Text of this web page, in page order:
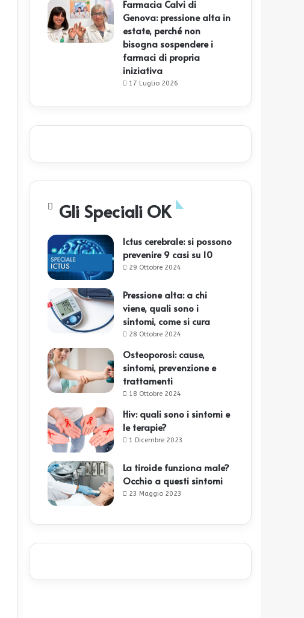
Farmacia Calvi di
Genova: pressione alta in
estate, perché non
bisogna sospendere i
farmaci di propria
iniziativa
17 Luglio 2026
Gli Speciali OK
Ictus cerebrale: si possono
prevenire 9 casi su 10
29 Ottobre 2024
Pressione alta: a chi
viene, quali sono i
sintomi, come si cura
28 Ottobre 2024
Osteoporosi: cause,
sintomi, prevenzione e
trattamenti
18 Ottobre 2024
Hiv: quali sono i sintomi e
le terapie?
1 Dicembre 2023
La tiroide funziona male?
Occhio a questi sintomi
23 Maggio 2023